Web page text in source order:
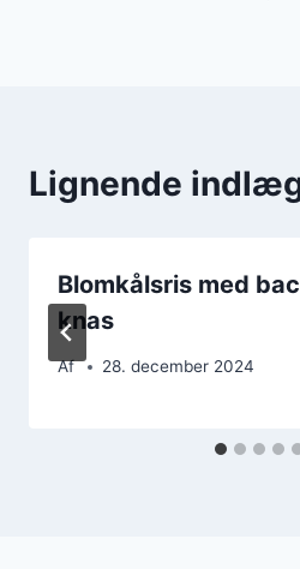
Lignende
Blomkålsris med
knas
Af 28. december 2024